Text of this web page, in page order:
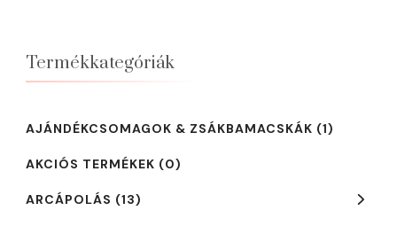
Termékkategóriák
AJÁNDÉKCSOMAGOK & ZSÁKBAMACSKÁK (1)
AKCIÓS TERMÉKEK (0)
ARCÁPOLÁS (13)